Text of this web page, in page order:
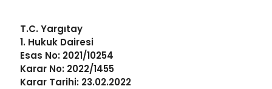
T.C. Yargıtay
1. Hukuk Dairesi
Esas No: 2021/10254
Karar No: 2022/1455
Karar Tarihi: 23.02.2022